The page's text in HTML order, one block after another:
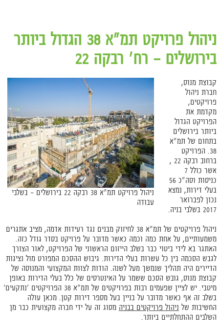
ניהול פרויקט תמ"א 38 הגדול ביותר
בירושלים – רח' רבקה 22
ניהול פרויקט תמ"א 38 רבקה 22 בירושלים – בשלבי
עבודה
קבוצת מנוס,
חברת ניהול
פרויקטים,
מקדמת את
הפרויקט הגדול
ביותר בירושלים
בתחום של תמ"א
38. הפרויקט
ברחוב רבקה 22 ,
אשר כולל 7
כניסות וסה"כ 56
בעלי דירות, נמצא
נכון לפברואר
2017 בשלבי בניה.
ניהול פרויקטים של תמ"א 38 לחיזוק מבנים נגד רעידות אדמה, מציב אתגרים
משמעותיים, על אחת כמה וכמה כאשר מדובר על פרויקט בסדר גודל כזה.
האתגר בא לידי ביטוי כבר בשלב הייזום הראשוני של הפרויקט, לאור הצורך
לגבש הסכמה בין כל עשרות בעלי הדירות. גיבוש ההסכם המפורט מול נציגות
הדיירים היה תהליך שנמשך מעל לשנה. הודות לצוות המקצועי והמנוסה של
קבוצת מנוס, גובש הסכם ששמר על האינטרסים של כלל בעלי הדירות באופן
מיטבי. יש לציין שפעמים רבות בפרויקטים של תמ"א 38 הפרויקטים 'נתקעים'
בשלב זה אף כאשר מדובר על בניין בעל מספר דירות קטן. מכאן עולה
החשיבות של ניהול פרויקטים בבניה מסוג זה על ידי חברה מקצועית כבר מן
השלבים ההתחלתיים ביותר.